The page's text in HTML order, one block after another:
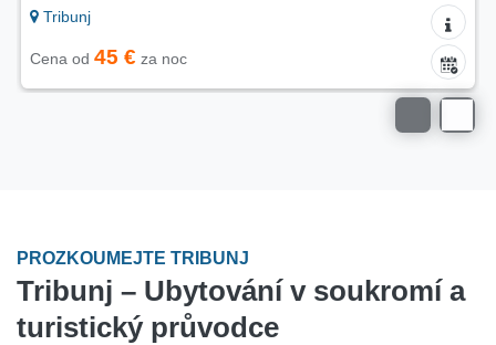
Tribunj
Cena na vyžádání
PROZKOUMEJTE TRIBUNJ
Tribunj – Ubytování v soukromí a
turistický průvodce